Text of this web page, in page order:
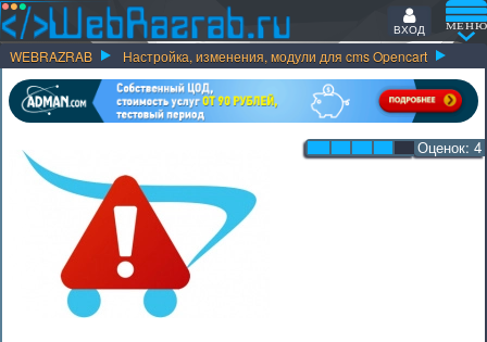
ВХОД
WEBRAZRAB Настройка, изменения, модули для cms Opencart
Оценок: 4